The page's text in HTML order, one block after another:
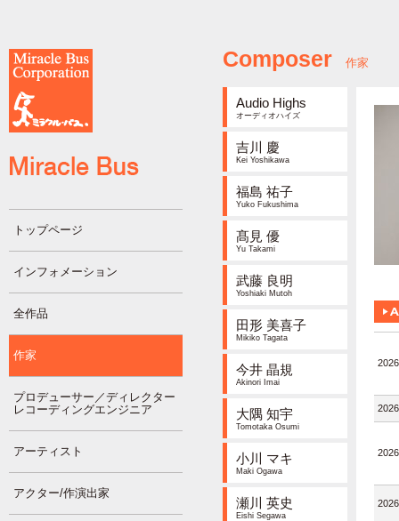
トップページ
インフォメーション
全作品
作家
プロデューサー／ディレクター
レコーディングエンジニア
アーティスト
アクター/作演出家
Composer 作家
Audio Highs
オーディオハイズ
吉川 慶
Kei Yoshikawa
福島 祐子
Yuko Fukushima
髙見 優
Yu Takami
武藤 良明
Yoshiaki Mutoh
田形 美喜子
Mikiko Tagata
今井 晶規
Akinori Imai
大隅 知宇
Tomotaka Osumi
小川 マキ
Maki Ogawa
瀬川 英史
Eishi Segawa